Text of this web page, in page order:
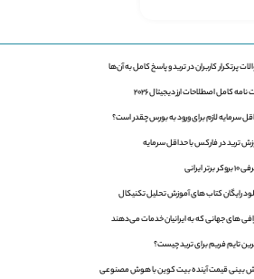
پرتکرار کاربران در ترید و پاسخ کامل به آن‌ها
نامه کامل اصطلاحات ارز دیجیتال 2026
سرمایه لازم برای ورود به بورس چقدر است؟
ترید در فارکس با حداقل سرمایه
برتر ایرانی
رایگان کتاب های آموزش تحلیل تکنیکال
های جهانی که به ایرانیان خدمات می‌دهند
تایم فریم برای ترید چیست؟
بینی قیمت آینده بیت کوین با هوش مصنوعی